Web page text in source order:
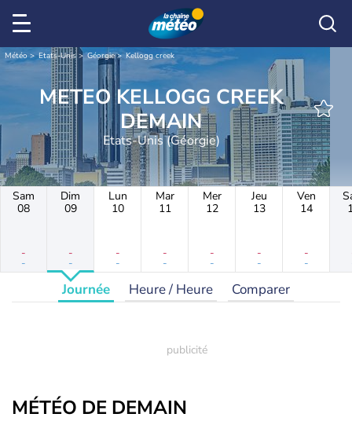
Météo Etats-Unis Géorgie Kellogg creek
METEO KELLOGG CREEK
DEMAIN
Etats-Unis (Géorgie)
Sam
08
-
-
Dim
09
-
-
Lun
10
-
-
Mar
11
-
-
Mer
12
-
-
Jeu
13
-
-
Ven
14
-
-
Journée Heure / Heure Comparer
MÉTÉO DE DEMAIN